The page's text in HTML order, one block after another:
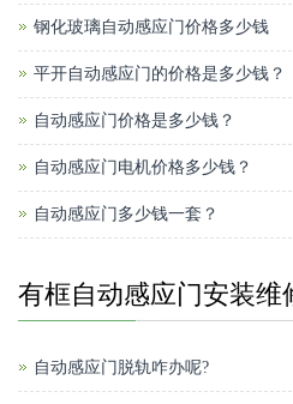
钢化玻璃自动感应门价格多少钱
平开自动感应门的价格是多少钱？
自动感应门价格是多少钱？
自动感应门电机价格多少钱？
自动感应门多少钱一套？
有框自动感应门安装维
自动感应门脱轨咋办呢?